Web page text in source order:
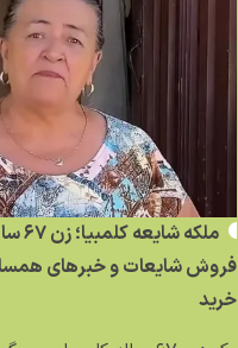
ملکه
فروش شایعات و خبر‌های
خرید